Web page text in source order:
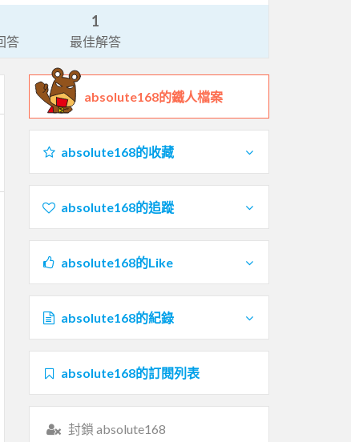
答
1
最佳解答
absolute168的鐵人檔案
absolute168的收藏
absolute168的追蹤
absolute168的Like
absolute168的紀錄
absolute168的訂閱列表
封鎖 absolute168